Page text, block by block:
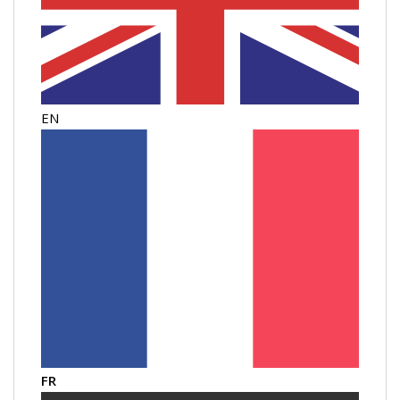
EN
FR